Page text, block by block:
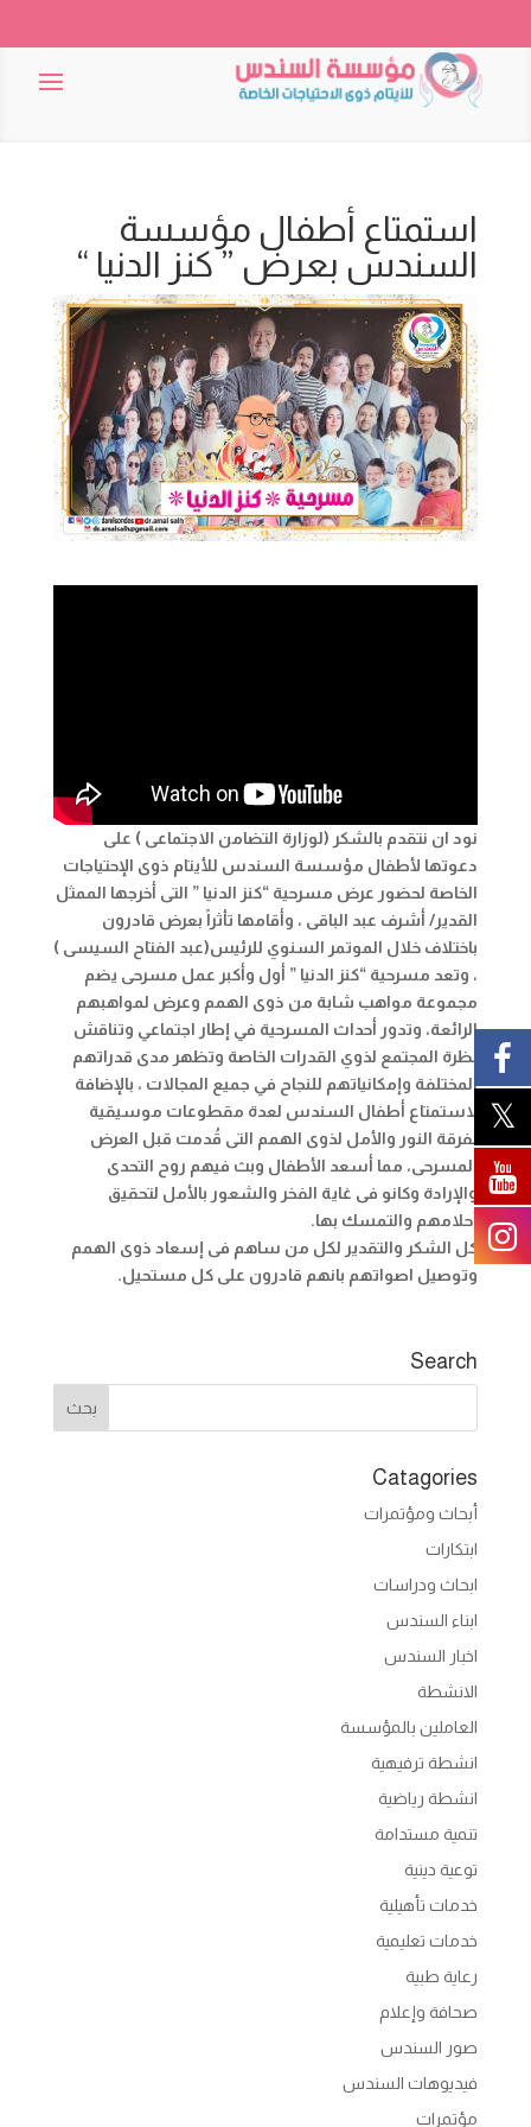
استمتاع أطفال مؤسسة
السندس بعرض ” كنز الدنيا “
نود ان نتقدم بالشكر (لوزارة التضامن الاجتماعى ) على
دعوتها لأطفال مؤسسة السندس للأيتام ذوى الإحتياجات
الخاصة لحضور عرض مسرحية “كنز الدنيا ” التى أخرجها الممثل
القدير/ أشرف عبد الباقى ، وأقامها تأثراً بعرض قادرون
باختلاف خلال الموتمر السنوي للرئيس(عبد الفتاح السيسى )
، وتعد مسرحية “كنز الدنيا ” أول وأكبر عمل مسرحى يضم
مجموعة مواهب شابة من ذوى الهمم وعرض لمواهبهم
الرائعة، وتدور أحداث المسرحية في إطار اجتماعي وتناقش
نظرة المجتمع لذوي القدرات الخاصة وتظهر مدى قدراتهم
المختلفة وإمكانياتهم للنجاح في جميع المجالات ، بالإضافة
لاستمتاع أطفال السندس لعدة مقطوعات موسيقية
لفرقة النور والأمل لذوى الهمم التى قُدمت قبل العرض
المسرحى، مما أسعد الأطفال وبث فيهم روح التحدى
والإرادة وكانو فى غاية الفخر والشعور بالأمل لتحقيق
أحلامهم والتمسك بها.
كل الشكر والتقدير لكل من ساهم فى إسعاد ذوى الهمم
وتوصيل اصواتهم بانهم قادرون على كل مستحيل.
Search
Catagories
أبحاث ومؤتمرات
ابتكارات
ابحاث ودراسات
ابناء السندس
اخبار السندس
الانشطة
العاملين بالمؤسسة
انشطة ترفيهية
انشطة رياضية
تنمية مستدامة
توعية دينية
خدمات تأهيلية
خدمات تعليمية
رعاية طبية
صحافة وإعلام
صور السندس
فيديوهات السندس
مؤتمرات